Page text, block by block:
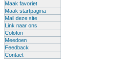
Maak favoriet
Maak startpagina
Mail deze site
Link naar ons
Colofon
Meedoen
Feedback
Contact